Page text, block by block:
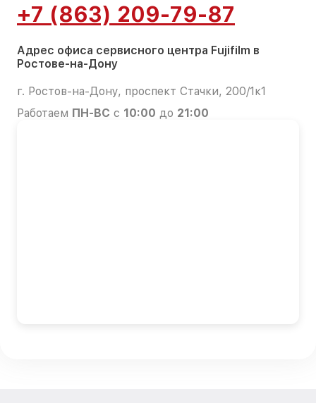
+7 (863) 209-79-87
Адрес офиса сервисного центра Fujifilm в
Ростове-на-Дону
г. Ростов-на-Дону, проспект Стачки, 200/1к1
Работаем ПН-ВС с 10:00 до 21:00